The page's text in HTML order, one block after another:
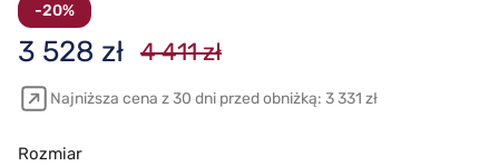
-20%
3 528 zł 4 411 zł
Najniższa cena z 30 dni przed obniżką: 3 331 zł
Rozmiar